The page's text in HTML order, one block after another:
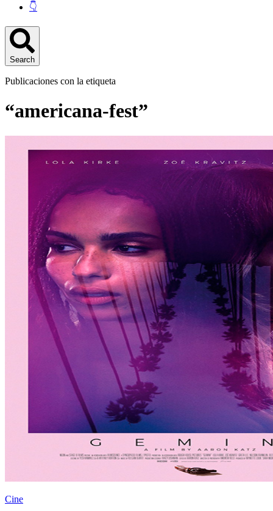
👇
Search
Publicaciones con la etiqueta
“americana-fest”
Cine